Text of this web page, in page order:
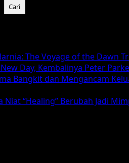
Cari
The Voyage of the Dawn
Day, Kembalinya Peter
Bangkit dan Mengancam
Niat “Healing” Berubah Jadi